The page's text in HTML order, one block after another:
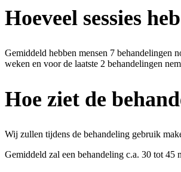
Hoeveel sessies
Gemiddeld hebben mensen 7 behandelingen
weken en voor de laatste 2 behandelingen
Hoe ziet de
Wij zullen tijdens de behandeling gebruik
Gemiddeld zal een behandeling c.a. 30 tot